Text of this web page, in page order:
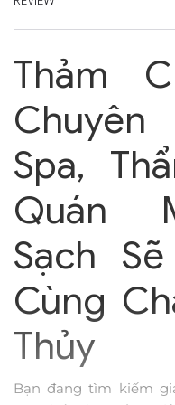
Thảm
Spa,
Quán
Sạch
Cùng
Thủy
Bạn đang tìm kiếm